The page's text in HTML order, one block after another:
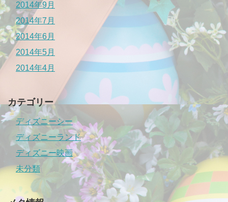
2014年9月
2014年7月
2014年6月
2014年5月
2014年4月
カテゴリー
ディズニーシー
ディズニーランド
ディズニー映画
未分類